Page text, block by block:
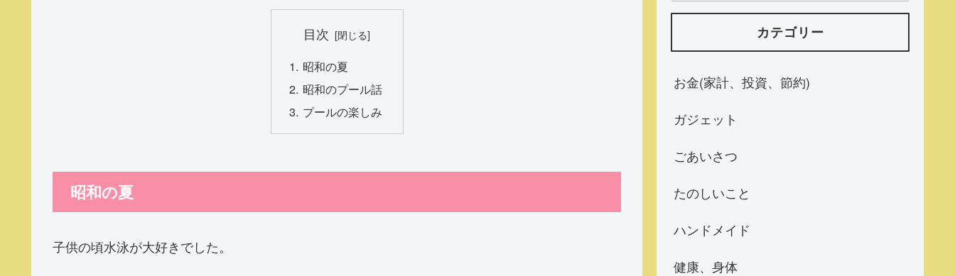
目次
昭和の夏
昭和のプール話
プールの楽しみ
昭和の夏
子供の頃水泳が大好きでした。
カテゴリー
お金(家計、投資、節約)
ガジェット
ごあいさつ
たのしいこと
ハンドメイド
健康、身体